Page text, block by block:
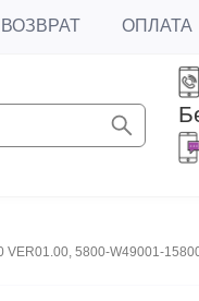
ОПЛАТА
5800-W49001-